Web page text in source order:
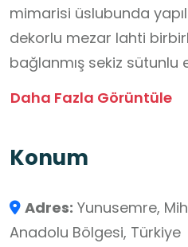
mimarisi üslubunda
dekorlu mezar lahti
bağlanmış sekiz sütunlu
ortasına yerleştirilmiştir.
konmuştur. Kültür Evinde
dörtlüklerini içeren
mezarından arta kalan
Daha Fazla Görüntüle
Konum
Adres: Yunusemre,
Anadolu Bölgesi, Türkiye